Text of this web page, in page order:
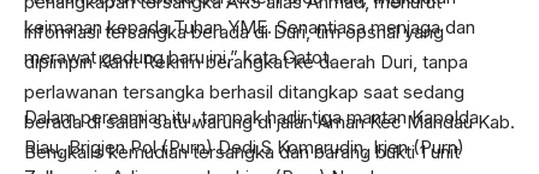
lebih lanjut, Selasa 15/12/2020 sore.